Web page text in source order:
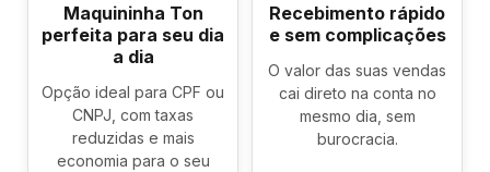
Maquininha Ton
perfeita para seu dia
a dia
Opção ideal para CPF ou
CNPJ, com taxas
reduzidas e mais
economia para o seu
Recebimento rápido
e sem complicações
O valor das suas vendas
cai direto na conta no
mesmo dia, sem
burocracia.